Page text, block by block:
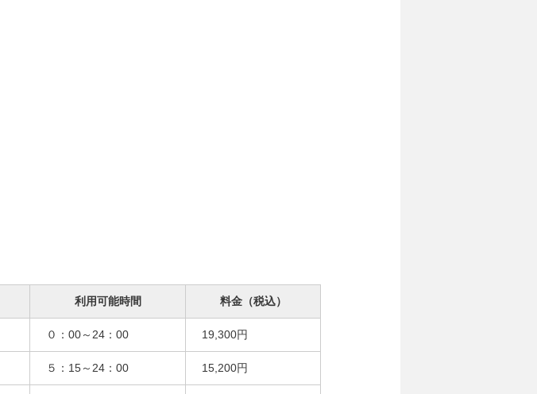
利用可能時間 料金（税込）
０：00～24：00 19,300円
５：15～24：00 15,200円